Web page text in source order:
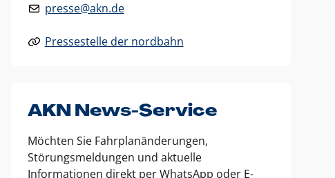
presse@akn.de
Pressestelle der nordbahn
AKN News-Service
Möchten Sie Fahrplanänderungen,
Störungsmeldungen und aktuelle
Informationen direkt per WhatsApp oder E-